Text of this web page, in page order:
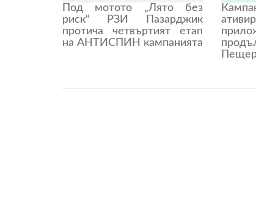
Под мотото „Лято без
риск“ РЗИ Пазарджик
протича четвъртият етап
на АНТИСПИН кампанията